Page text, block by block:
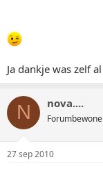
Ja dankje was zelf
N nova....
27 sep 2010